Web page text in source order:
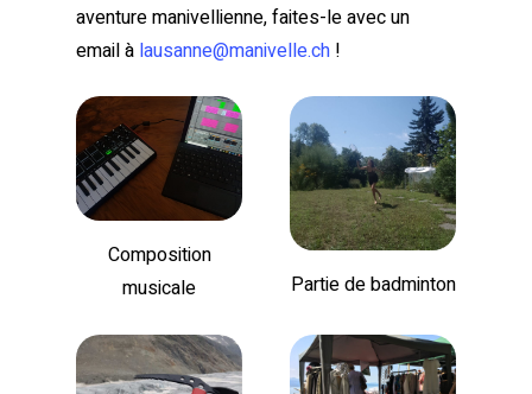
aventure manivellienne, faites-le avec un
email à lausanne@manivelle.ch !
Composition
musicale
Partie de badminton